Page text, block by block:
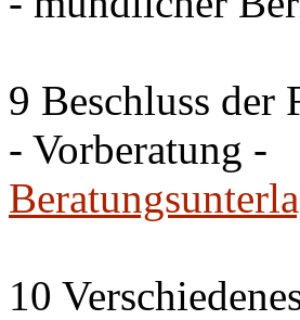
9 Beschluss der
- Vorberatung -
10